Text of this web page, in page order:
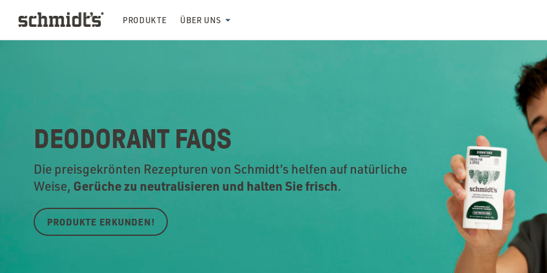
PRODUKTE ÜBER UNS
DEODORANT FAQS
Die preisgekrönten Rezepturen von Schmidt’s helfen auf natürliche
Weise, Gerüche zu neutralisieren und halten Sie frisch.
PRODUKTE ERKUNDEN!